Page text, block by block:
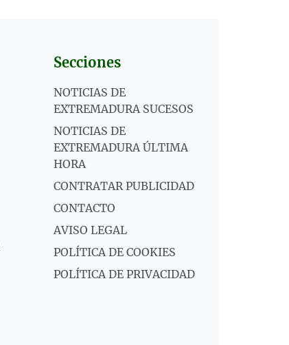
Secciones
NOTICIAS DE
EXTREMADURA SUCESOS
NOTICIAS DE
EXTREMADURA ÚLTIMA
HORA
CONTRATAR PUBLICIDAD
CONTACTO
AVISO LEGAL
POLÍTICA DE COOKIES
POLÍTICA DE PRIVACIDAD